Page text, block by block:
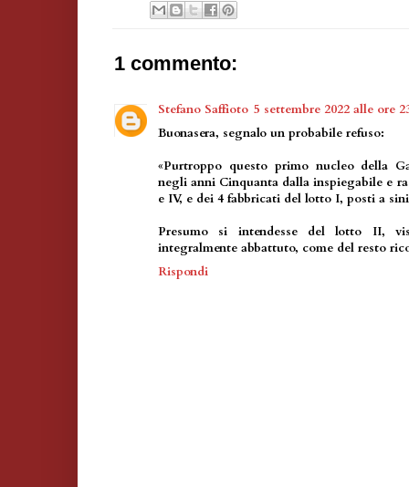
1 commento:
Stefano Saffioto 5 settembre 2022 alle ore
Buonasera, segnalo un probabile refuso:
«Purtroppo questo primo nucleo della
negli anni Cinquanta dalla inspiegabile e
e IV, e dei 4 fabbricati del lotto I, posti a
Presumo si intendesse del lotto II,
integralmente abbattuto, come del resto
Rispondi